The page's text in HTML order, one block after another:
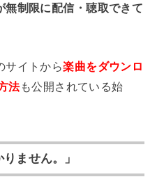
無制限に配信・聴取できて
サイトから楽曲をダウンロ
法も公開されている始
ません。」